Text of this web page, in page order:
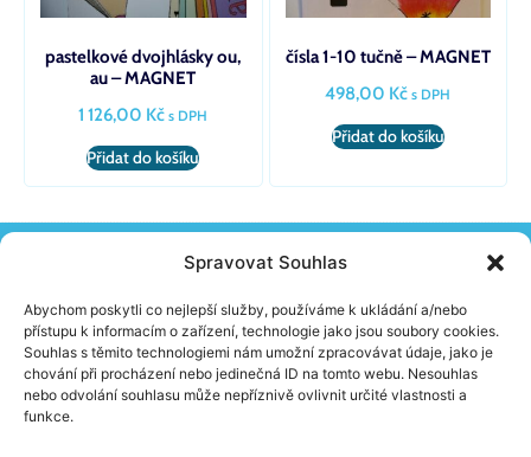
Spravovat Souhlas
Abychom poskytli co nejlepší služby, používáme k ukládání a/nebo
přístupu k informacím o zařízení, technologie jako jsou soubory cookies.
Souhlas s těmito technologiemi nám umožní zpracovávat údaje, jako je
chování při procházení nebo jedinečná ID na tomto webu. Nesouhlas
nebo odvolání souhlasu může nepříznivě ovlivnit určité vlastnosti a
funkce.
pastelkové dvojhlásky ou,
au – MAGNET
1 126,00 Kč s DPH
Přidat do košíku
čísla 1-10 tučně – MAGNET
498,00 Kč s DPH
Přidat do košíku
(+420) 603 230 152
info@school-skolnipomucky.cz
O FIRMĚ
Aktuality